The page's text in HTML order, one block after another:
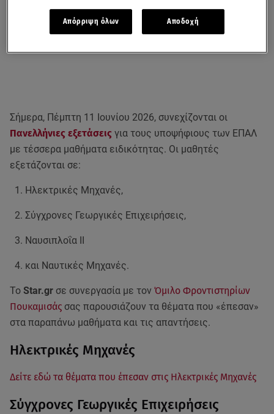
Σήμερα, Πέμπτη 11 Ιουνίου 2026, συνεχίζονται οι
Πανελλήνιες εξετάσεις για τους υποψήφιους των ΕΠΑΛ
με τέσσερα μαθήματα ειδικότητας. Οι μαθητές
εξετάζονται σε:
Ηλεκτρικές Μηχανές,
Σύγχρονες Γεωργικές Επιχειρήσεις,
Ναυσιπλοΐα ΙΙ
και Ναυτικές Μηχανές.
Το Star.gr σε συνεργασία με τον Όμιλο Φροντιστηρίων
Πουκαμισάς σας παρουσιάζουν τα θέματα που «έπεσαν»
στα παραπάνω μαθήματα και τις απαντήσεις.
Ηλεκτρικές Μηχανές
Δείτε εδώ τα θέματα που έπεσαν στις Ηλεκτρικές Μηχανές
Σύγχρονες Γεωργικές Επιχειρήσεις
Απόρριψη όλων Αποδοχή